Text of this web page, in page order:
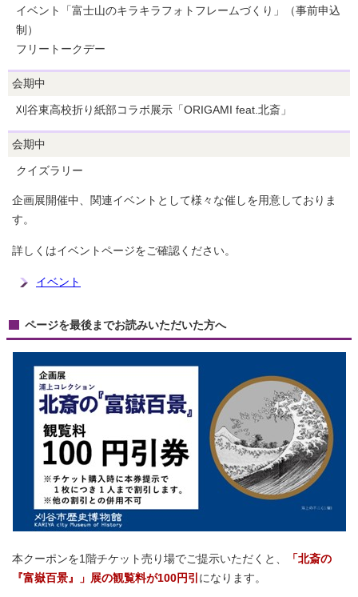
イベント「富士山のキラキラフォトフレームづくり」（事前申込
制）
フリートークデー
会期中
刈谷東高校折り紙部コラボ展示「ORIGAMI feat.北斎」
会期中
クイズラリー
企画展開催中、関連イベントとして様々な催しを用意しておりま
す。
詳しくはイベントページをご確認ください。
イベント
ページを最後までお読みいただいた方へ
本クーポンを1階チケット売り場でご提示いただくと、
「北斎の
『富嶽百景』」展の観覧料が100円引 になります。